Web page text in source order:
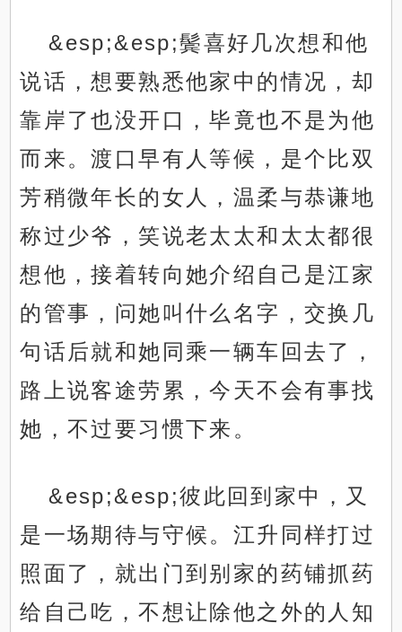
&esp;&esp;鬓喜好几次想和他
说话，想要熟悉他家中的情况，却
靠岸了也没开口，毕竟也不是为他
而来。渡口早有人等候，是个比双
芳稍微年长的女人，温柔与恭谦地
称过少爷，笑说老太太和太太都很
想他，接着转向她介绍自己是江家
的管事，问她叫什么名字，交换几
句话后就和她同乘一辆车回去了，
路上说客途劳累，今天不会有事找
她，不过要习惯下来。
&esp;&esp;彼此回到家中，又
是一场期待与守候。江升同样打过
照面了，就出门到别家的药铺抓药
给自己吃，不想让除他之外的人知